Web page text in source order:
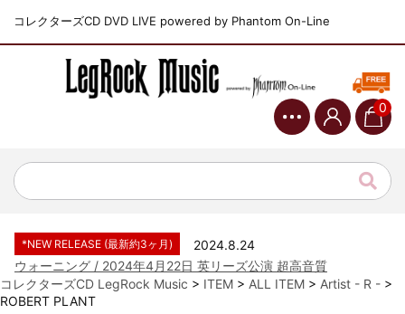
コレクターズCD DVD LIVE powered by Phantom On-Line
0
ジャーニー / 1979年5月8+9日 コロラド州 2公演 SBD 完全収録！
*NEW RELEASE (最新約3ヶ月)
2024.11.9
*NEW RELEASE (最新約3ヶ月)
2024.8.24
ウォーニング / 2024年4月22日 英リーズ公演 超高音質
IEM+Aud！
*NEW RELEASE (最新約3ヶ月)
コレクターズCD LegRock Music > ITEM > ALL ITEM > Artist - R - >
ROBERT PLANT